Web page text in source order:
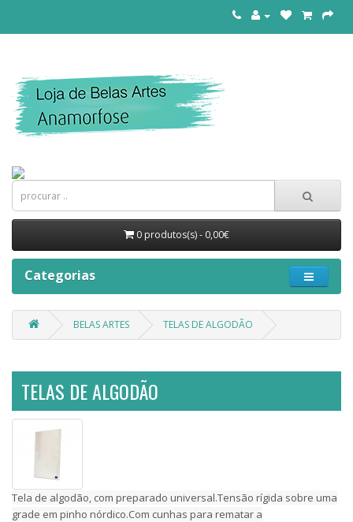
0 produtos(s) - 0,00€
Categorias
BELAS ARTES TELAS DE ALGODÃO
TELAS DE ALGODÃO
Tela de algodão, com preparado universal.Tensão rígida sobre uma
grade em pinho nórdico.Com cunhas para rematar a